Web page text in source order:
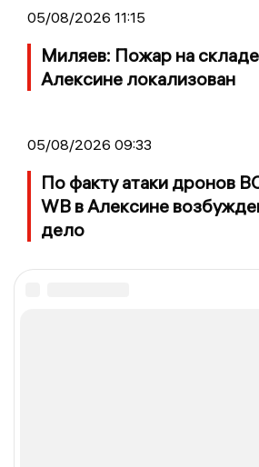
05/08/2026 11:15
Миляев: Пожар на
Алексине локализован
05/08/2026 09:33
По факту атаки дронов
WB в Алексине
дело